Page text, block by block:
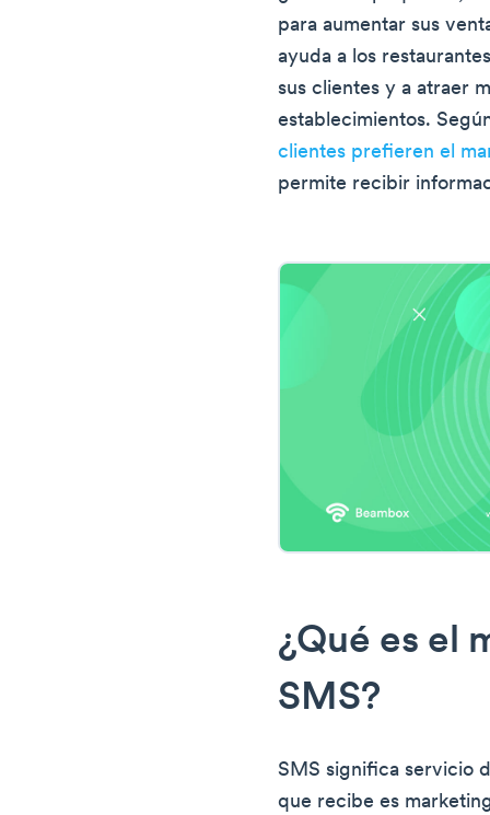
para aumentar sus
ayuda a los
sus clientes y a atraer
establecimientos.
clientes prefieren el
permite recibir
¿Qué es el
SMS?
SMS significa servicio
que recibe es